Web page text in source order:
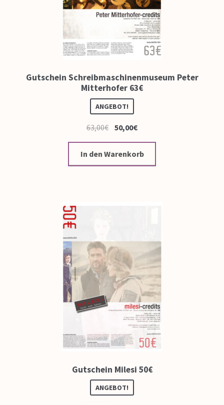
Gutschein Schreibmaschinenmuseum Peter
Mitterhofer 63€
ANGEBOT!
63,00€ 50,00€
In den Warenkorb
Gutschein Milesi 50€
ANGEBOT!